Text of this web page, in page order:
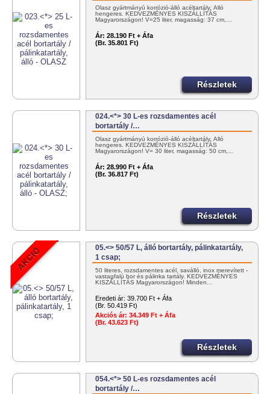
Olasz gyártmányú korrózió-álló acéltartály. Álló
hengeres. KEDVEZMÉNYES KISZÁLLÍTÁS
Magyarországon! V=25 liter, magasság: 37 cm,…
Ár: 28.190 Ft + Áfa
(Br. 35.801 Ft)
Részletek
024.<*> 30 L-es rozsdamentes acél
bortartály /…
Olasz gyártmányú korrózió-álló acéltartály. Álló
hengeres. KEDVEZMÉNYES KISZÁLLÍTÁS
Magyarországon! V= 30 liter, magasság: 50 cm,…
Ár: 28.990 Ft + Áfa
(Br. 36.817 Ft)
Részletek
05.<> 50/57 L, álló bortartály, pálinkatartály,
1 csap;
50 literes, rozsdamentes acél, saválló, inox merevített -
vastagfalú bor és pálinka tartály. KEDVEZMÉNYES
KISZÁLLÍTÁS Magyarországon! Minden…
Eredeti ár: 39.700 Ft + Áfa
(Br. 50.419 Ft)
Akciós ár: 34.349 Ft + Áfa
(Br. 43.623 Ft)
Részletek
054.<*> 50 L-es rozsdamentes acél
bortartály /…